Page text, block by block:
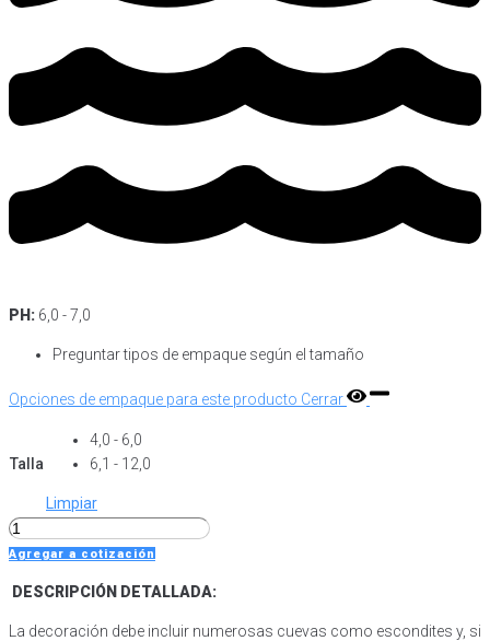
PH: 6,0 - 7,0
Preguntar tipos de empaque según el tamaño
Opciones de empaque para este producto Cerrar
Talla
4,0 - 6,0
6,1 - 12,0
Limpiar
Heros
Curare
cantidad
Agregar a cotización
DESCRIPCIÓN DETALLADA:
La decoración debe incluir numerosas cuevas como escondites y, si